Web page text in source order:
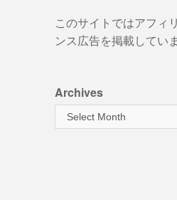
このサイトではアフィ
ンス広告を掲載していま
Archives